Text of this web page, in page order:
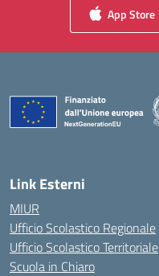
App Store
Link Esterni
MIUR
Ufficio Scolastico Regionale
Ufficio Scolastico Territoriale
Scuola in Chiaro